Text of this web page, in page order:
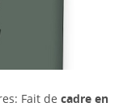
Fait de cadre en